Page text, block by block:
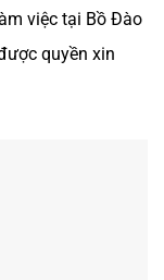
việc tại Bồ Đào
quyền xin